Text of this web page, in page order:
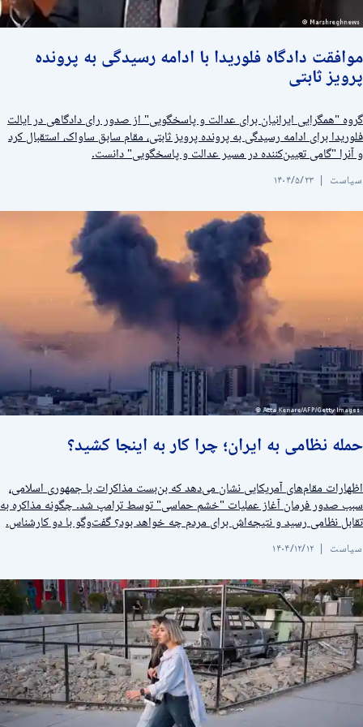
دادگاه فلوریدا با ادامه رسیدگی به پرونده
ثابتی
"همگرایی ایرانیان برای عدالت و پاسخگویی" از صدور رای دادگاهی در ایالت
برای ادامه رسیدگی به پرونده‌ پرویز ثابتی، مقام سابق ساواک، استقبال کرد
آنرا "گامی تعیین‌کننده در مسیر عدالت و پاسخگویی" دانست.
۱۴۰۴/۵/۲۳
نظامی به ایران؛ چرا کار به اینجا کشید؟
مقام‌های آمریکایی نشان می‌دهد که بن‌بست مذاکرات با جمهوری اسلامی،
صدور فرمان آغاز عملیات "خشم حماسی" توسط ترامپ شد. چگونه مذاکره به
نظامی رسید و نتیجه‌اش برای مردم چه خواهد بود؟ گفت‌وگو با دو کارشناس.
۱۴۰۴/۱۲/۱۲